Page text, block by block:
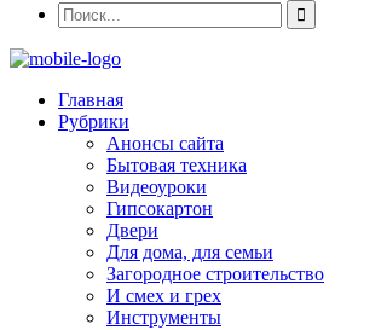
Главная
Рубрики
Анонсы сайта
Бытовая техника
Видеоуроки
Гипсокартон
Двери
Для дома, для семьи
Загородное строительство
И смех и грех
Инструменты